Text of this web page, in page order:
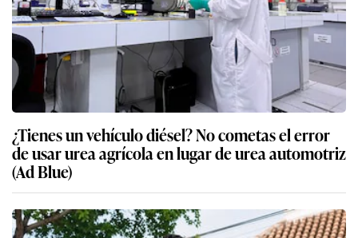
¿Tienes un vehículo diésel? No cometas el error
de usar urea agrícola en lugar de urea automotriz
(Ad Blue)